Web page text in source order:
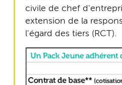
civile de chef
extension de la
l'égard des tiers (RCT).